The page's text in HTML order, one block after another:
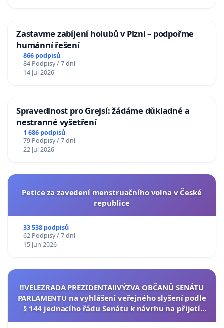
Zastavme zabíjení holubů v Plzni – podpořme
humánní řešení
866 podpisů
84 Podpisy / 7 dní
14 Jul 2026
Spravedlnost pro Grejsí: žádáme důkladné a
nestranné vyšetření
1 686 podpisů
79 Podpisy / 7 dní
22 Jul 2026
Petice za zavedení menstruačního volna v České
republice
33 538 podpisů
62 Podpisy / 7 dní
15 Jun 2026
‼️VELEZRADA PREZIDENTA‼️VÝZVA OBČANŮ SENÁTU
PARLAMENTU na vyhlášení veřejného slyšení podle
§ 144 jednacího řádu Senátu k návrhu na přijetí